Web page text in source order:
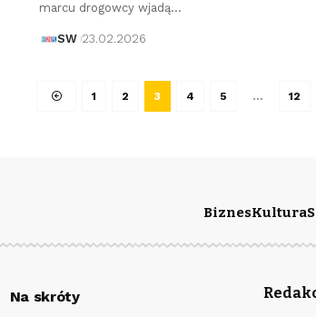
marcu drogowcy wjadą…
SW 23.02.2026
1 2 3 4 5 … 12
BiznesKultura
Na skróty